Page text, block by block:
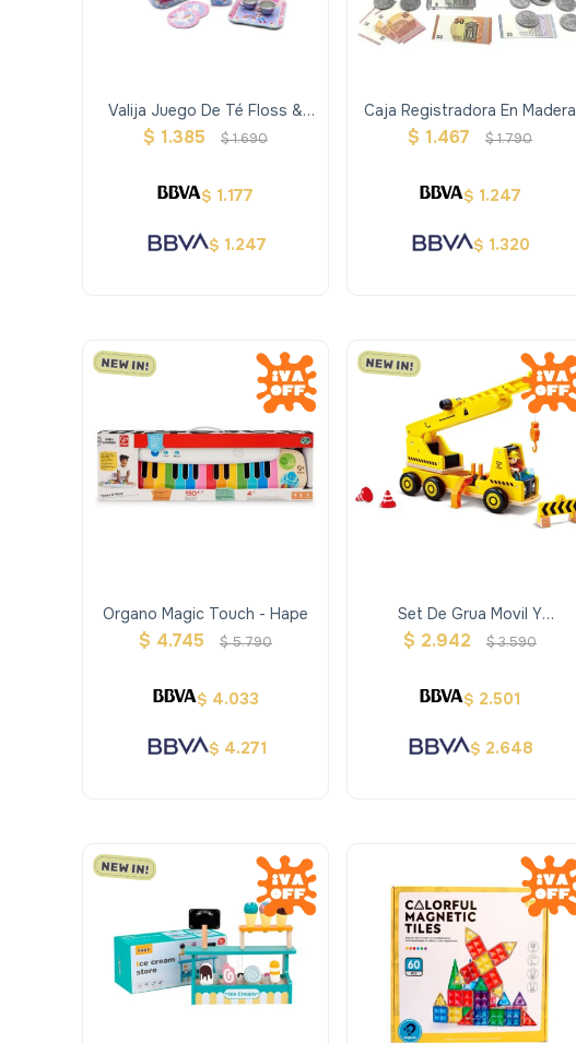
Valija Juego De Té Floss &
Rock Hadas Y Unicornios
$ 1.385 $1.690
$ 1.177
$ 1.247
Caja Registradora En Madera
$ 1.467 $1.790
$ 1.247
$ 1.320
Organo Magic Touch - Hape
$ 4.745 $ 5.790
$ 4.033
$ 4.271
Set De Grua Movil Y
Contruccion
$ 2.942 $3.590
$ 2.501
$ 2.648